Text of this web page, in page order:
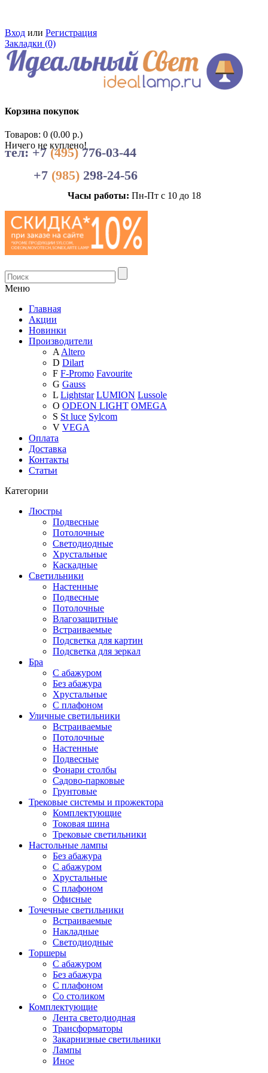
Вход или Регистрация
Закладки (0)
Корзина покупок
Товаров: 0 (0.00 р.)
Ничего не куплено!
тел: +7(495)776-03-44
+7 (985) 298-24-56
Часы работы: Пн-Пт с 10 до 18
Меню
Главная
Акции
Новинки
Производители
AAltero
D Dilart
F F-Promo Favourite
G Gauss
L Lightstar LUMION Lussole
O ODEON LIGHT OMEGA
S St luce Sylcom
V VEGA
Оплата
Доставка
Контакты
Статьи
Категории
Люстры
Подвесные
Потолочные
Светодиодные
Хрустальные
Каскадные
Светильники
Настенные
Подвесные
Потолочные
Влагозащитные
Встраиваемые
Подсветка для картин
Подсветка для зеркал
Бра
С абажуром
Без абажура
Хрустальные
С плафоном
Уличные светильники
Встраиваемые
Потолочные
Настенные
Подвесные
Фонари столбы
Садово-парковые
Грунтовые
Трековые системы и прожектора
Комплектующие
Токовая шина
Трековые светильники
Настольные лампы
Без абажура
С абажуром
Хрустальные
С плафоном
Офисные
Точечные светильники
Встраиваемые
Накладные
Светодиодные
Торшеры
С абажуром
Без абажура
С плафоном
Со столиком
Комплектующие
Лента светодиодная
Трансформаторы
Закарнизные светильники
Лампы
Иное